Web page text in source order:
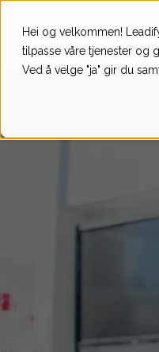
Hei og velkommen!
tilpasse våre tjenester og
Ved å velge "ja" gir du